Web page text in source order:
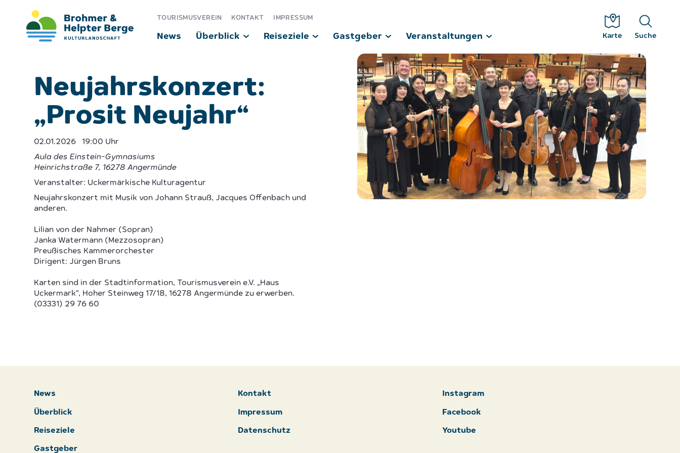
News Überblick Reiseziele Gastgeber Veranstaltungen
TOURISMUSVEREIN KONTAKT IMPRESSUM
Karte Suche
Neujahrskonzert:
„Prosit Neujahr“
02.01.2026 19:00 Uhr
Aula des Einstein-Gymnasiums
Heinrichstraße 7, 16278 Angermünde
Veranstalter: Uckermärkische Kulturagentur
Neujahrskonzert mit Musik von Johann Strauß, Jacques Offenbach und
anderen.
Lilian von der Nahmer (Sopran)
Janka Watermann (Mezzosopran)
Preußisches Kammerorchester
Dirigent: Jürgen Bruns
Karten sind in der Stadtinformation, Tourismusverein e.V. „Haus
Uckermark“, Hoher Steinweg 17/18, 16278 Angermünde zu erwerben.
(03331) 29 76 60
News
Überblick
Reiseziele
Gastgeber
Kontakt
Impressum
Datenschutz
Instagram
Facebook
Youtube